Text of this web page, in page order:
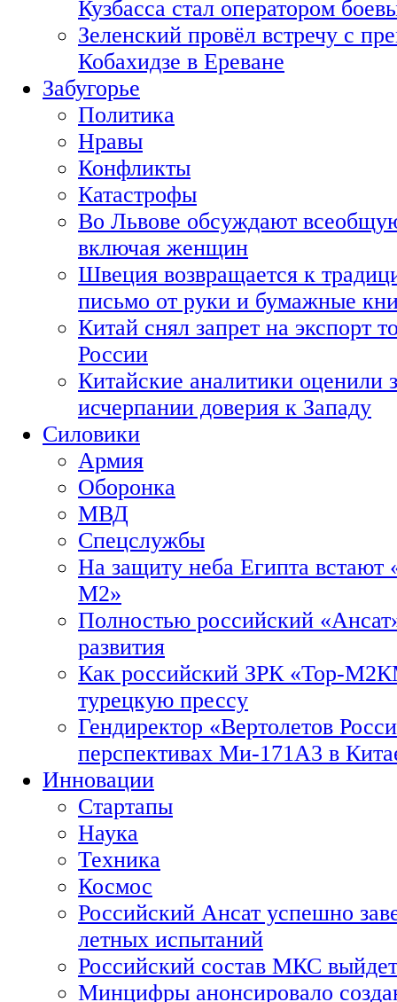
Кузбасса стал оператором
Зеленский провёл встречу с
Кобахидзе в Ереване
Забугорье
Политика
Нравы
Конфликты
Катастрофы
Во Львове обсуждают
включая женщин
Швеция возвращается к
письмо от руки и бумажные
Китай снял запрет на экспорт
России
Китайские аналитики оценили
исчерпании доверия к Западу
Силовики
Армия
Оборонка
МВД
Спецслужбы
На защиту неба Египта встают
М2»
Полностью российский
развития
Как российский ЗРК «Тор-
турецкую прессу
Гендиректор «Вертолетов
перспективах Ми-171А3 в
Инновации
Стартапы
Наука
Техника
Космос
Российский Ансат успешно
летных испытаний
Российский состав МКС
Минцифры анонсировало